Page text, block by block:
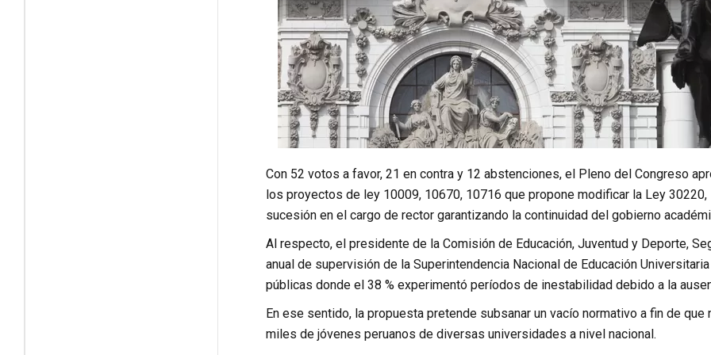
Con 52 votos a favor, 21 en contra y 12 abstenciones, el Pleno del Congreso
los proyectos de ley 10009, 10670, 10716 que propone modificar la Ley
sucesión en el cargo de rector garantizando la continuidad del gobierno
Al respecto, el presidente de la Comisión de Educación, Juventud y Deporte,
anual de supervisión de la Superintendencia Nacional de Educación
públicas donde el 38 % experimentó períodos de inestabilidad debido a la
En ese sentido, la propuesta pretende subsanar un vacío normativo a fin de
miles de jóvenes peruanos de diversas universidades a nivel nacional.